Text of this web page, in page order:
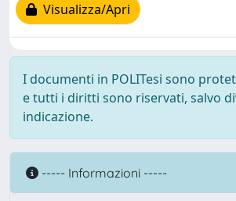
Visualizza/Apri
I documenti in POLITesi sono
e tutti i diritti sono riservati, salvo
indicazione.
----- Informazioni -----